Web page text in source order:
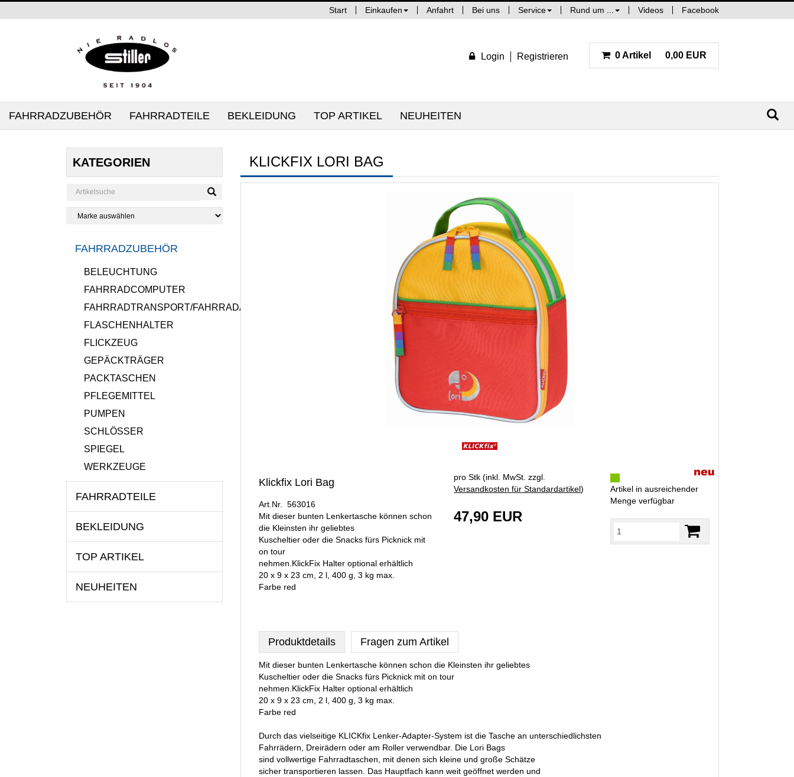
Start Einkaufen Anfahrt Bei uns Service Rund um ... Videos Facebook
Login Registrieren 0 Artikel 0,00 EUR
FAHRRADZUBEHÖR FAHRRADTEILE BEKLEIDUNG TOP ARTIKEL NEUHEITEN
KATEGORIEN
FAHRRADZUBEHÖR
BELEUCHTUNG
FAHRRADCOMPUTER
FAHRRADTRANSPORT/FAHRRADANHÄNGER
FLASCHENHALTER
FLICKZEUG
GEPÄCKTRÄGER
PACKTASCHEN
PFLEGEMITTEL
PUMPEN
SCHLÖSSER
SPIEGEL
WERKZEUGE
FAHRRADTEILE
BEKLEIDUNG
TOP ARTIKEL
NEUHEITEN
KLICKFIX LORI BAG
Klickfix Lori Bag
Art.Nr. 563016
Mit dieser bunten Lenkertasche können schon
die Kleinsten ihr geliebtes
Kuscheltier oder die Snacks fürs Picknick mit
on tour
nehmen.KlickFix Halter optional erhältlich
20 x 9 x 23 cm, 2 l, 400 g, 3 kg max.
Farbe red
pro Stk (inkl. MwSt. zzgl.
Versandkosten für Standardartikel)
47,90 EUR
Artikel in ausreichender
Menge verfügbar
Produktdetails Fragen zum Artikel
Mit dieser bunten Lenkertasche können schon die Kleinsten ihr geliebtes
Kuscheltier oder die Snacks fürs Picknick mit on tour
nehmen.KlickFix Halter optional erhältlich
20 x 9 x 23 cm, 2 l, 400 g, 3 kg max.
Farbe red
Durch das vielseitige KLICKfix Lenker-Adapter-System ist die Tasche an unterschiedlichsten
Fahrrädern, Dreirädern oder am Roller verwendbar. Die Lori Bags
sind vollwertige Fahrradtaschen, mit denen sich kleine und große Schätze
sicher transportieren lassen. Das Hauptfach kann weit geöffnet werden und